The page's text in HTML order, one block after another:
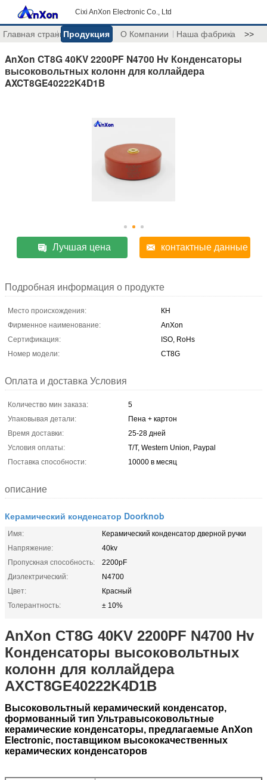
Cixi AnXon Electronic Co., Ltd
Главная страницаПродукция О Компании Наша фабрика >>
AnXon CT8G 40KV 2200PF N4700 Hv Конденсаторы
высоковольтных колонн для коллайдера
AXCT8GE40222K4D1B
Лучшая цена контактные данные
Подробная информация о продукте
Место происхождения:
КН
Фирменное наименование:
AnXon
Сертификация:
ISO, RoHs
Номер модели:
CT8G
Оплата и доставка Условия
Количество мин заказа:
5
Упаковывая детали:
Пена + картон
Время доставки:
25-28 дней
Условия оплаты:
T/T, Western Union, Paypal
Поставка способности:
10000 в месяц
описание
Керамический конденсатор Doorknob
Имя:
Керамический конденсатор дверной ручки
Напряжение:
40kv
Пропускная способность:
2200pF
Диэлектрический:
N4700
Цвет:
Красный
Толерантность:
± 10%
AnXon CT8G 40KV 2200PF N4700 Hv
Конденсаторы высоковольтных
колонн для коллайдера
AXCT8GE40222K4D1B
Высоковольтный керамический конденсатор,
формованный тип Ультравысоковольтные
керамические конденсаторы, предлагаемые AnXon
Electronic, поставщиком высококачественных
керамических конденсаторов